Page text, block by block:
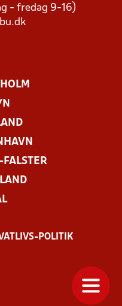
- fredag 9-16)
FALSTER
POLITIK